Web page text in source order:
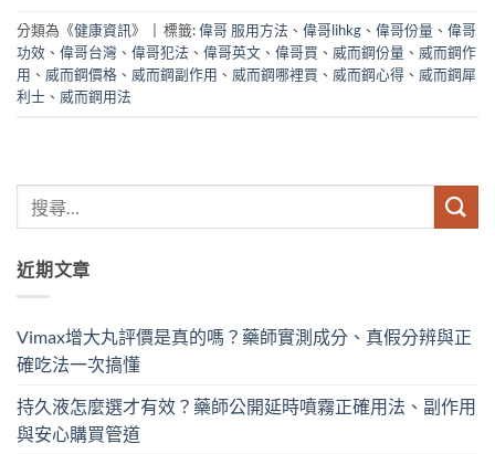
分類為《健康資訊》 標籤:偉哥 服用方法 、 偉哥lihkg 、 偉哥份量 、 偉哥
功效 、 偉哥台灣 、 偉哥犯法 、 偉哥英文 、 偉哥買 、 威而鋼份量 、 威而鋼作
用 、 威而鋼價格 、 威而鋼副作用 、 威而鋼哪裡買 、 威而鋼心得 、 威而鋼犀
利士 、 威而鋼用法
近期文章
Vimax增大丸評價是真的嗎？藥師實測成分、真假分辨與正
確吃法一次搞懂
持久液怎麼選才有效？藥師公開延時噴霧正確用法、副作用
與安心購買管道